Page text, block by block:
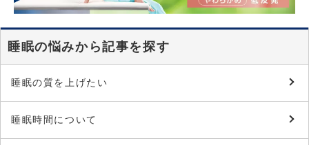
睡眠の悩みから記事を探す
睡眠の質を上げたい
睡眠時間について